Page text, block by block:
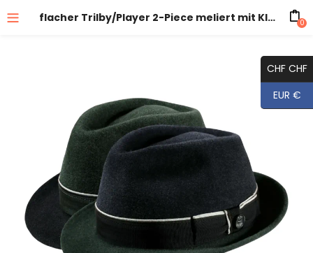
flacher Trilby/Player 2-Piece meliert mit Klapprand 0
CHF CHF
EUR €